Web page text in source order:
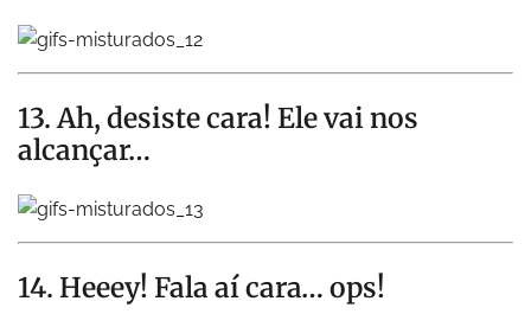
13. Ah, desiste cara! Ele vai nos
alcançar…
14. Heeey! Fala aí cara… ops!